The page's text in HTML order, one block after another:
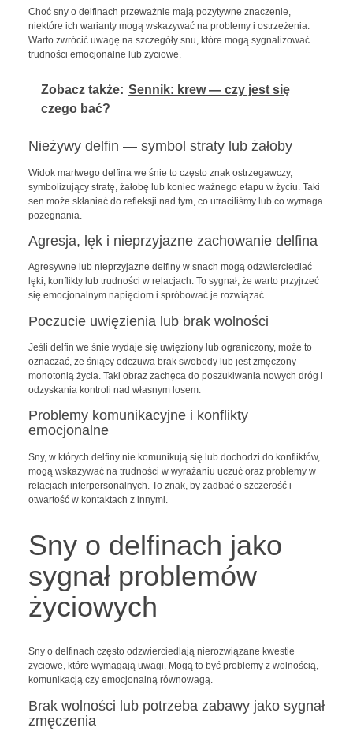
Choć sny o delfinach przeważnie mają pozytywne znaczenie,
niektóre ich warianty mogą wskazywać na problemy i ostrzeżenia.
Warto zwrócić uwagę na szczegóły snu, które mogą sygnalizować
trudności emocjonalne lub życiowe.
Zobacz także: Sennik: krew — czy jest się
czego bać?
Nieżywy delfin — symbol straty lub żałoby
Widok martwego delfina we śnie to często znak ostrzegawczy,
symbolizujący stratę, żałobę lub koniec ważnego etapu w życiu. Taki
sen może skłaniać do refleksji nad tym, co utraciliśmy lub co wymaga
pożegnania.
Agresja, lęk i nieprzyjazne zachowanie delfina
Agresywne lub nieprzyjazne delfiny w snach mogą odzwierciedlać
lęki, konflikty lub trudności w relacjach. To sygnał, że warto przyjrzeć
się emocjonalnym napięciom i spróbować je rozwiązać.
Poczucie uwięzienia lub brak wolności
Jeśli delfin we śnie wydaje się uwięziony lub ograniczony, może to
oznaczać, że śniący odczuwa brak swobody lub jest zmęczony
monotonią życia. Taki obraz zachęca do poszukiwania nowych dróg i
odzyskania kontroli nad własnym losem.
Problemy komunikacyjne i konflikty
emocjonalne
Sny, w których delfiny nie komunikują się lub dochodzi do konfliktów,
mogą wskazywać na trudności w wyrażaniu uczuć oraz problemy w
relacjach interpersonalnych. To znak, by zadbać o szczerość i
otwartość w kontaktach z innymi.
Sny o delfinach jako
sygnał problemów
życiowych
Sny o delfinach często odzwierciedlają nierozwiązane kwestie
życiowe, które wymagają uwagi. Mogą to być problemy z wolnością,
komunikacją czy emocjonalną równowagą.
Brak wolności lub potrzeba zabawy jako sygnał
zmęczenia